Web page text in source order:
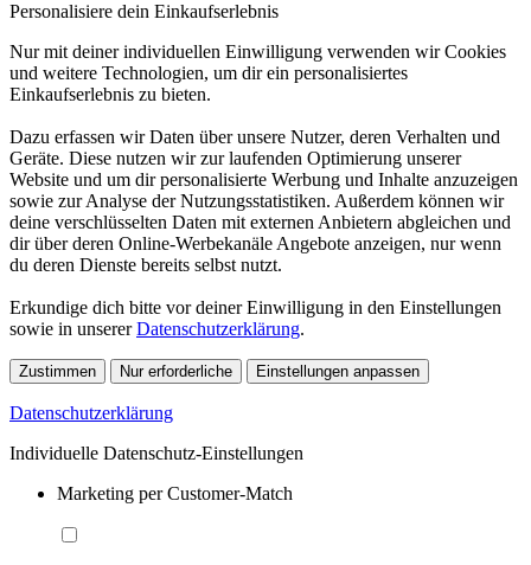
Personalisiere dein Einkaufserlebnis
Nur mit deiner individuellen Einwilligung verwenden wir Cookies
und weitere Technologien, um dir ein personalisiertes
Einkaufserlebnis zu bieten.
Dazu erfassen wir Daten über unsere Nutzer, deren Verhalten und
Geräte. Diese nutzen wir zur laufenden Optimierung unserer
Website und um dir personalisierte Werbung und Inhalte anzuzeigen
sowie zur Analyse der Nutzungsstatistiken. Außerdem können wir
deine verschlüsselten Daten mit externen Anbietern abgleichen und
dir über deren Online-Werbekanäle Angebote anzeigen, nur wenn
du deren Dienste bereits selbst nutzt.
Erkundige dich bitte vor deiner Einwilligung in den Einstellungen
sowie in unsererDatenschutzerklärung.
Zustimmen Nur erforderliche Einstellungen anpassen
Datenschutzerklärung
Individuelle Datenschutz-Einstellungen
Marketing per Customer-Match